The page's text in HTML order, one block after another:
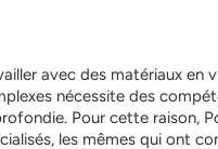
avec des matériaux en
nécessite des
Pour cette raison,
les mêmes qui ont